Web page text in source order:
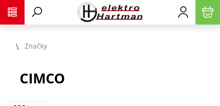
Značky
CIMCO